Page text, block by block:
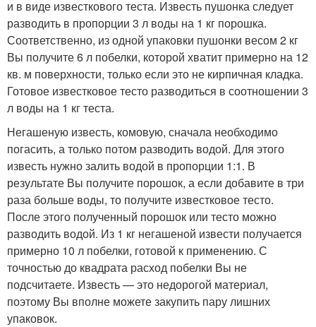
и в виде известкового теста. Известь пушонка следует
разводить в пропорции 3 л воды на 1 кг порошка.
Соответственно, из одной упаковки пушонки весом 2 кг
Вы получите 6 л побелки, которой хватит примерно на 12
кв. м поверхности, только если это не кирпичная кладка.
Готовое известковое тесто разводиться в соотношении 3
л воды на 1 кг теста.
Негашеную известь, комовую, сначала необходимо
погасить, а только потом разводить водой. Для этого
известь нужно залить водой в пропорции 1:1. В
результате Вы получите порошок, а если добавите в три
раза больше воды, то получите известковое тесто.
После этого полученный порошок или тесто можно
разводить водой. Из 1 кг негашеной извести получается
примерно 10 л побелки, готовой к применению. С
точностью до квадрата расход побелки Вы не
подсчитаете. Известь — это недорогой материал,
поэтому Вы вполне можете закупить пару лишних
упаковок.